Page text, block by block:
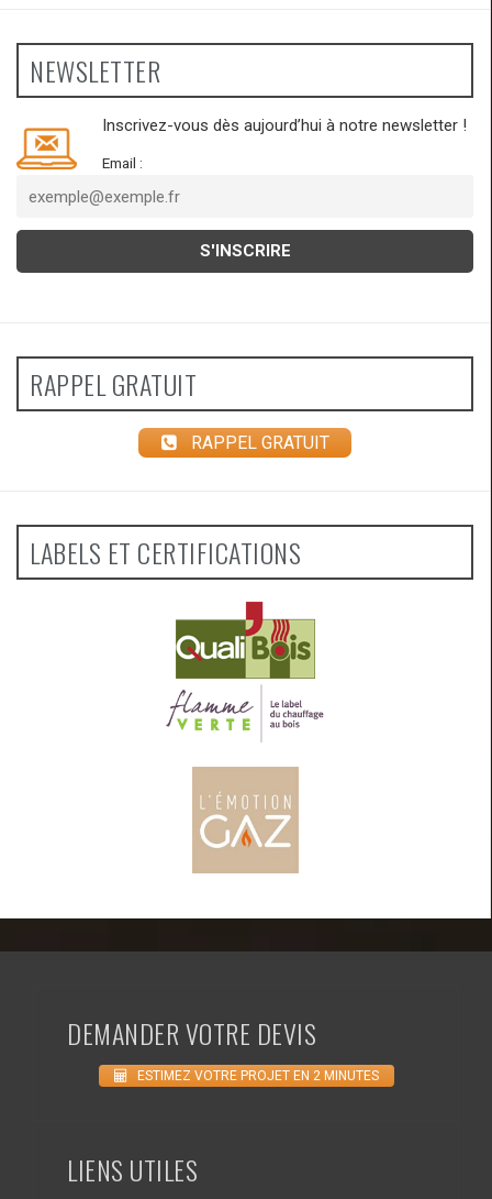
NEWSLETTER
Inscrivez-vous dès aujourd’hui à notre newsletter !
Email :
RAPPEL GRATUIT
RAPPEL GRATUIT
LABELS ET CERTIFICATIONS
DEMANDER VOTRE DEVIS
ESTIMEZ VOTRE PROJET EN 2 MINUTES
LIENS UTILES